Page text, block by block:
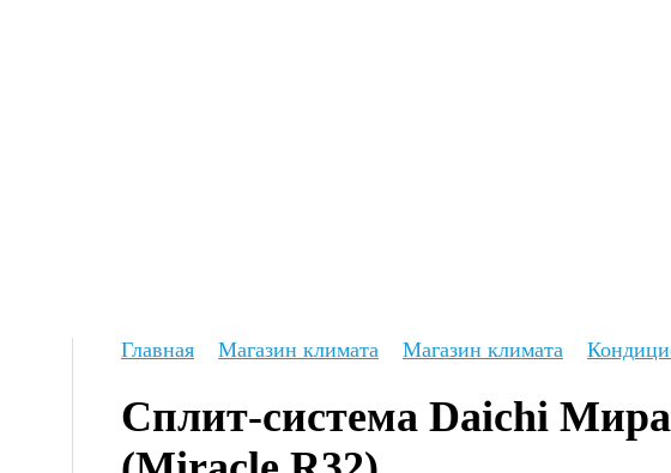
Главная Магазин климата Магазин климата
Сплит-система Daichi